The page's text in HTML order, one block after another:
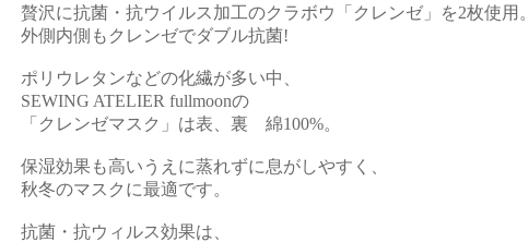
贅沢に抗菌・抗ウイルス加工のクラボウ「クレンゼ」を2枚使用。
外側内側もクレンゼでダブル抗菌!
ポリウレタンなどの化繊が多い中、
SEWING ATELIER fullmoonの
「クレンゼマスク」は表、裏 綿100%。
保湿効果も高いうえに蒸れずに息がしやすく、
秋冬のマスクに最適です。
抗菌・抗ウィルス効果は、